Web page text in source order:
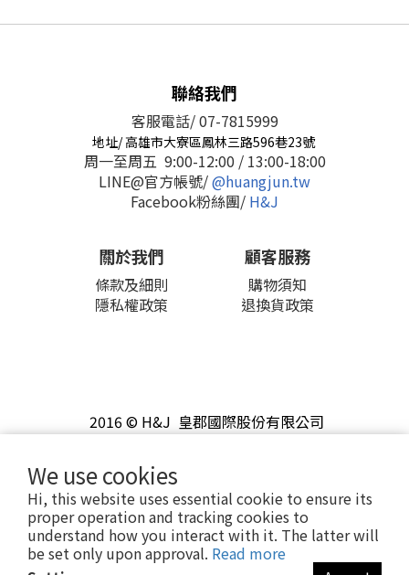
We use cookies
Hi, this website uses essential cookie to ensure its
proper operation and tracking cookies to
understand how you interact with it. The latter will
be set only upon approval. Read more
聯絡我們
客服電話/ 07-7815999
地址/ 高雄市大寮區鳳林三路596巷23號
周一至周五 9:00-12:00 / 13:00-18:00
LINE@官方帳號/@huangjun.tw
Facebook粉絲團/ H&J
關於我們
條款及細則
隱私權政策
顧客服務
購物須知
退換貨政策
2016 © H&J 皇郡國際股份有限公司